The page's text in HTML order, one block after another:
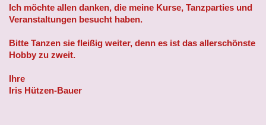
Ich möchte allen danken, die meine Kurse, Tanzparties und
Veranstaltungen besucht haben.
Bitte Tanzen sie fleißig weiter, denn es ist das allerschönste
Hobby zu zweit.
Ihre
Iris Hützen-Bauer